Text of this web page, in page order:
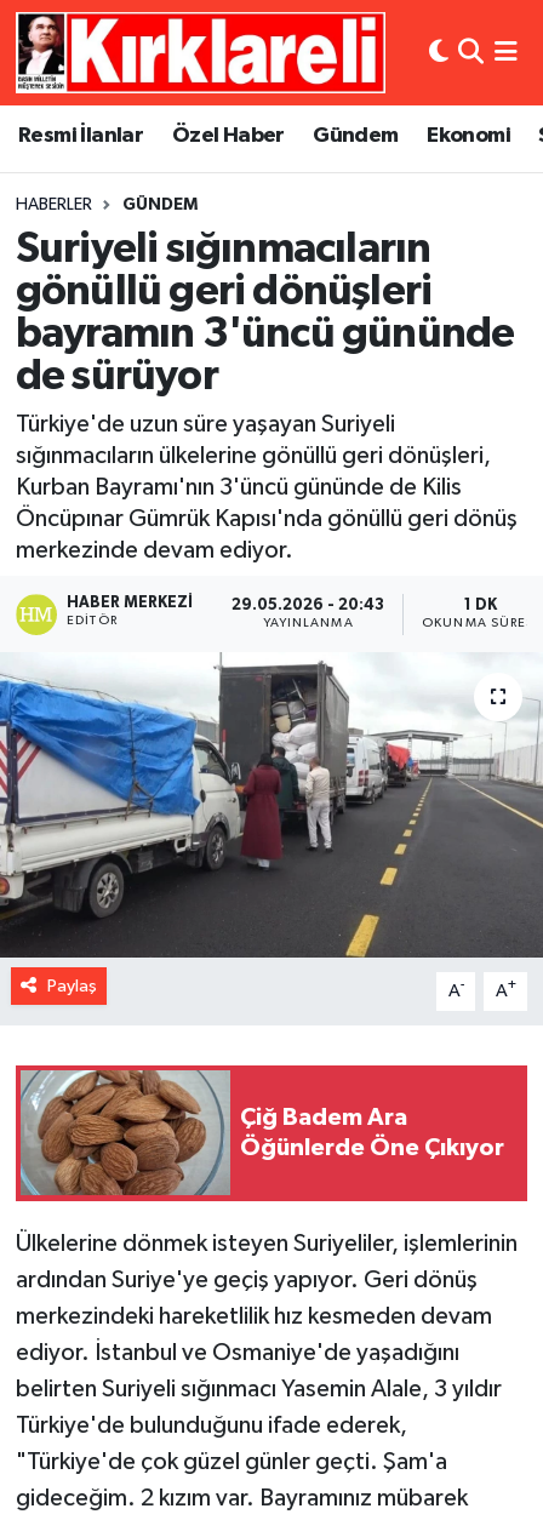
Resmi İlanlar Özel Haber Gündem Ekonomi
HABERLER GÜNDEM
Suriyeli sığınmacıların
gönüllü geri dönüşleri
bayramın 3'üncü gününde
de sürüyor
Türkiye'de uzun süre yaşayan Suriyeli
sığınmacıların ülkelerine gönüllü geri dönüşleri,
Kurban Bayramı'nın 3'üncü gününde de Kilis
Öncüpınar Gümrük Kapısı'nda gönüllü geri dönüş
merkezinde devam ediyor.
HABER MERKEZI
EDITÖR
29.05.2026 - 20:43
YAYINLANMA
1 DK
OKUNMA SÜRESI
Paylaş A- A+
Çiğ Badem Ara
Öğünlerde Öne Çıkıyor
Ülkelerine dönmek isteyen Suriyeliler, işlemlerinin
ardından Suriye'ye geçiş yapıyor. Geri dönüş
merkezindeki hareketlilik hız kesmeden devam
ediyor. İstanbul ve Osmaniye'de yaşadığını
belirten Suriyeli sığınmacı Yasemin Alale, 3 yıldır
Türkiye'de bulunduğunu ifade ederek,
"Türkiye'de çok güzel günler geçti. Şam'a
gideceğim. 2 kızım var. Bayramınız mübarek
Resmi İlanlar
Gündem
Ekonomi
Siyaset
Asayiş
Dünya
Eğitim
Kültür Sanat
Medya
Sağlık
Künye
Gizlilik Sözleşmesi
Merkez Nöbetçi Eczaneler
Merkez Trafik Yoğunluk Haritası
Süper Lig Puan Durumu ve Fikstür
Tüm Manşetler
Son Dakika Haberleri
Haber Arşivi